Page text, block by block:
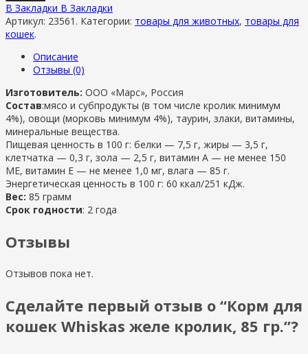
В Закладки В Закладки
Артикул: 23561 . Категории: товары для животных, товары для
кошек.
Описание
Отзывы (0)
Изготовитель: ООО «Марс», Россия
Состав:мясо и субпродукты (в том числе кролик минимум
4%), овощи (морковь минимум 4%), таурин, злаки, витамины,
минеральные вещества.
Пищевая ценность в 100 г: белки — 7,5 г, жиры — 3,5 г,
клетчатка — 0,3 г, зола — 2,5 г, витамин А — не менее 150
МЕ, витамин Е — не менее 1,0 мг, влага — 85 г.
Энергетическая ценность в 100 г: 60 ккал/251 кДж.
Вес: 85 грамм
Срок годности: 2 года
Отзывы
Отзывов пока нет.
Сделайте первый отзыв о “Корм для
кошек Whiskas желе кролик, 85 гр.”?